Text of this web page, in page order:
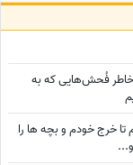
خاطر فُحش‌هایی که به
متری اجاره کرده‌ام تا خرج خودم و بچه ها را